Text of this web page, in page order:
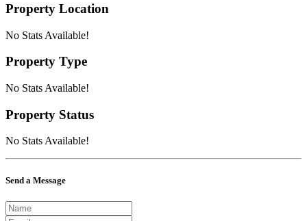
Property Location
No Stats Available!
Property Type
No Stats Available!
Property Status
No Stats Available!
Send a Message